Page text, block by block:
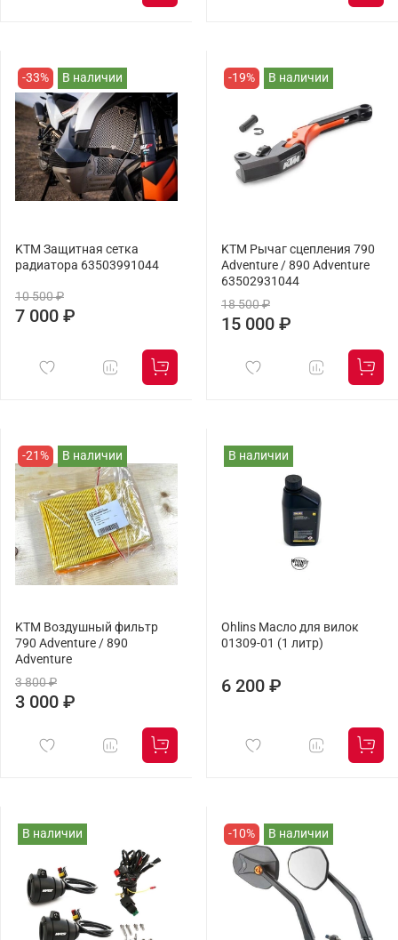
-33% В наличии
KTM Защитная сетка
радиатора 63503991044
10 500 ₽
7 000 ₽
-19% В наличии
KTM Рычаг сцепления 790
Adventure / 890 Adventure
63502931044
18 500 ₽
15 000 ₽
-21% В наличии
KTM Воздушный фильтр
790 Adventure / 890
Adventure
3 800 ₽
3 000 ₽
В наличии
Ohlins Масло для вилок
01309-01 (1 литр)
6 200 ₽
В наличии -10% В наличии